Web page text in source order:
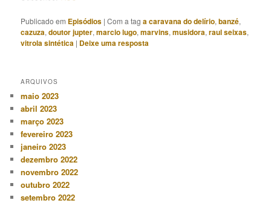
Publicado em Episódios |Com a taga caravana do delírio,banzé,
cazuza,doutor jupter,marcio lugo,marvins,musidora,raul seixas,
vitrola sintética | Deixe uma resposta
ARQUIVOS
maio 2023
abril 2023
março 2023
fevereiro 2023
janeiro 2023
dezembro 2022
novembro 2022
outubro 2022
setembro 2022